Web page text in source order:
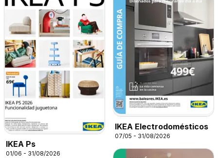
IKEA Ps
01/06 - 31/08/2026
IKEA Electrodomésticos
07/05 - 31/08/2026